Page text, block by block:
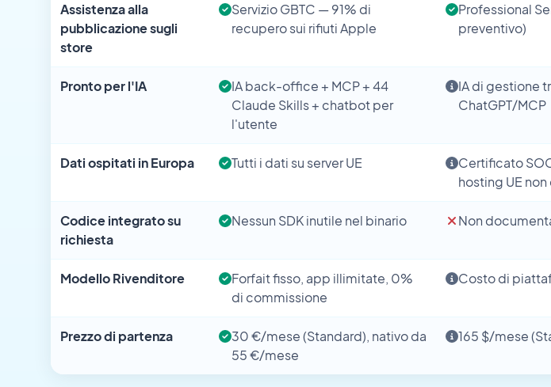
Assistenza alla
pubblicazione sugli
store
Servizio GBTC — 91% di
recupero sui rifiuti Apple
Professional
preventivo)
Pronto per l'IA
IA back-office + MCP + 44
Claude Skills + chatbot per
l'utente
IA di gestione
ChatGPT/MCP
Dati ospitati in Europa Tutti i dati su server UE
Certificato
hosting UE
Codice integrato su
richiesta
Nessun SDK inutile nel binario Non
Modello Rivenditore
Forfait fisso, app illimitate, 0%
di commissione
Costo di
Prezzo di partenza
30 €/mese (Standard), nativo da
55 €/mese
165 $/mese